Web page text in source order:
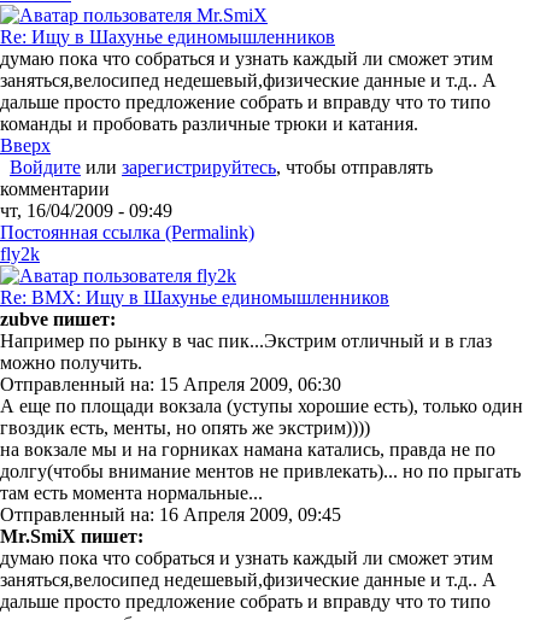
Re: Ищу в Шахунье единомышленников
думаю пока что собраться и узнать каждый ли сможет этим
заняться,велосипед недешевый,физические данные и т.д.. А
дальше просто предложение собрать и вправду что то типо
команды и пробовать различные трюки и катания.
Вверх
Войдите или зарегистрируйтесь, чтобы отправлять
комментарии
чт, 16/04/2009 - 09:49
Постоянная ссылка (Permalink)
fly2k
Re: BMX: Ищу в Шахунье единомышленников
zubve пишет:
Например по рынку в час пик...Экстрим отличный и в глаз
можно получить.
Отправленный на: 15 Апреля 2009, 06:30
А еще по площади вокзала (уступы хорошие есть), только один
гвоздик есть, менты, но опять же экстрим))))
на вокзале мы и на горниках намана катались, правда не по
долгу(чтобы внимание ментов не привлекать)... но по прыгать
там есть момента нормальные...
Отправленный на: 16 Апреля 2009, 09:45
Mr.SmiX пишет:
думаю пока что собраться и узнать каждый ли сможет этим
заняться,велосипед недешевый,физические данные и т.д.. А
дальше просто предложение собрать и вправду что то типо